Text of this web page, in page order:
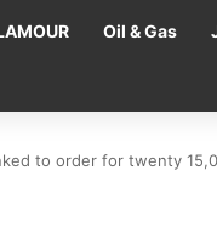
Oil & Gas
to order for twenty